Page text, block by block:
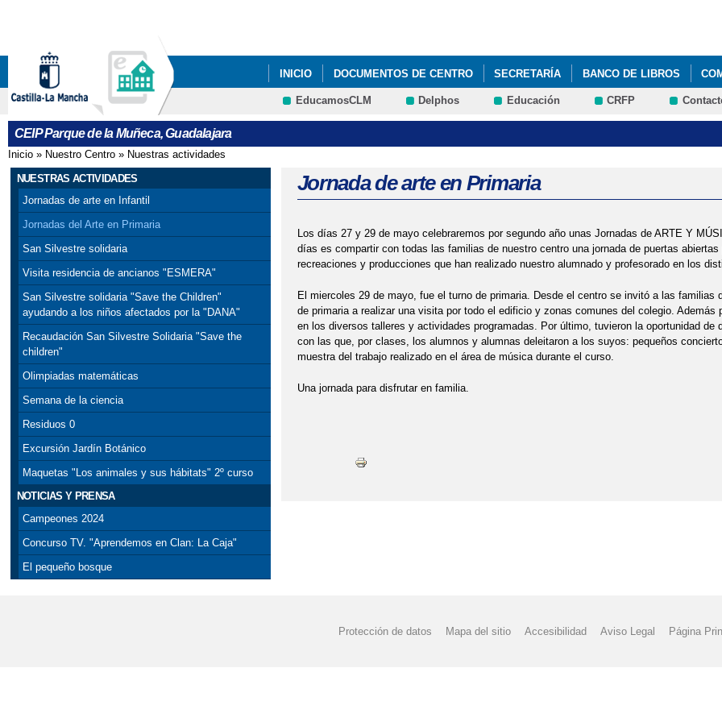
INICIO DOCUMENTOS DE CENTRO SECRETARÍA BANCO DE LIBROS
AVISO LEGAL
EducamosCLM Delphos Educación CRFP
CEIP Parque de la Muñeca, Guadalajara
Se encuentra usted aquí
Inicio » Nuestro Centro » Nuestras actividades
NUESTRAS ACTIVIDADES
Jornadas de arte en Infantil
Jornadas del Arte en Primaria
San Silvestre solidaria
Visita residencia de ancianos "ESMERA"
San Silvestre solidaria "Save the Children"
ayudando a los niños afectados por la "DANA"
Recaudación San Silvestre Solidaria "Save the
children"
Olimpiadas matemáticas
Semana de la ciencia
Residuos 0
Excursión Jardín Botánico
Maquetas "Los animales y sus hábitats" 2º curso
NOTICIAS Y PRENSA
Campeones 2024
Concurso TV. "Aprendemos en Clan: La Caja"
El pequeño bosque
Jornada de arte en Primaria
Los días 27 y 29 de mayo celebraremos por segundo año unas Jornadas de ARTE Y
días es compartir con todas las familias de nuestro centro una jornada de puertas
recreaciones y producciones que han realizado nuestro alumnado y profesorado en los
El miercoles 29 de mayo, fue el turno de primaria. Desde el centro se invitó a las familias
de primaria a realizar una visita por todo el edificio y zonas comunes del colegio. Además
en los diversos talleres y actividades programadas. Por último, tuvieron la oportunidad de
con las que, por clases, los alumnos y alumnas deleitaron a los suyos: pequeños
muestra del trabajo realizado en el área de música durante el curso.
Una jornada para disfrutar en familia.
Protección de datos Mapa del sitio Accesibilidad Aviso Legal Página